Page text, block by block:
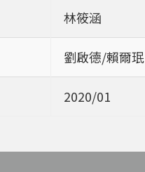
林筱涵
劉啟德/賴爾珉
2020/01